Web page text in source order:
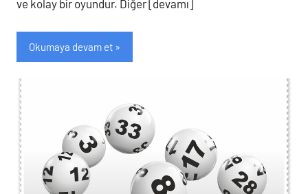
ve kolay bir oyundur. Diğer [devamı]
Okumaya devam et